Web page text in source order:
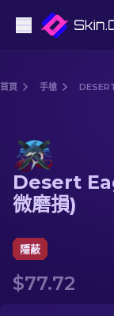
步槍
狙擊步槍
首頁 手槍
Desert
微磨損)
隱蔽
$77.72